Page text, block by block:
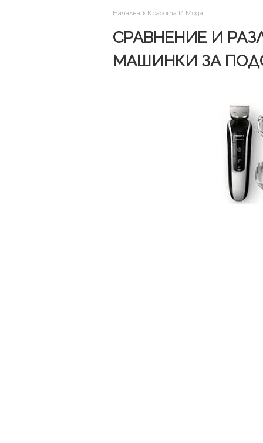
Начална Красота И Мода
СРАВНЕНИЕ И
МАШИНКИ ЗА